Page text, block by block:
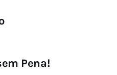
Pena!